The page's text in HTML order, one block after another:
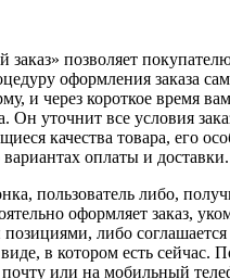
позволяет
оформления заказа
и через короткое время
Он уточнит все условия
качества товара, его
оплаты и доставки.
пользователь либо,
оформляет заказ,
либо соглашается
в котором есть сейчас.
или на мобильный